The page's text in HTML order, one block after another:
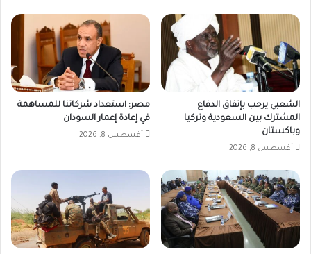
الشعبي يرحب بإتفاق الدفاع
المشترك بين السعودية وتركيا
وباكستان
أغسطس 8, 2026
مصر: استعداد شركاتنا للمساهمة
في إعادة إعمار السودان
أغسطس 8, 2026